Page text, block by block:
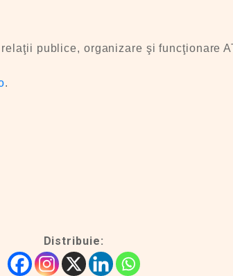
publice, organizare şi funcţionare
.
Distribuie: